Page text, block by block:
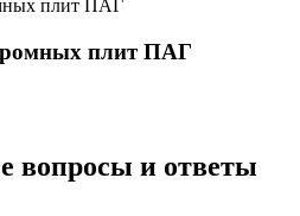
плит ПАГ
вопросы и ответы